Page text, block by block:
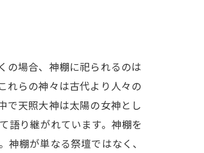
の場合、神棚に祀られるのは
れらの神々は古代より人々の
で天照大神は太陽の女神とし
語り継がれています。神棚を
棚が単なる祭壇ではなく、